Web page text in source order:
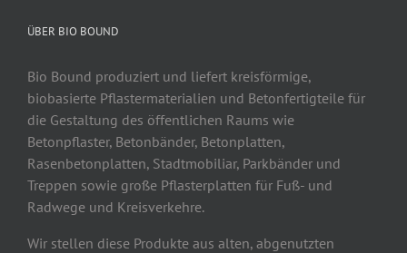
ÜBER BIO BOUND
Bio Bound produziert und liefert kreisförmige,
biobasierte Pflastermaterialien und Betonfertigteile für
die Gestaltung des öffentlichen Raums wie
Betonpflaster, Betonbänder, Betonplatten,
Rasenbetonplatten, Stadtmobiliar, Parkbänder und
Treppen sowie große Pflasterplatten für Fuß- und
Radwege und Kreisverkehre.
Wir stellen diese Produkte aus alten, abgenutzten